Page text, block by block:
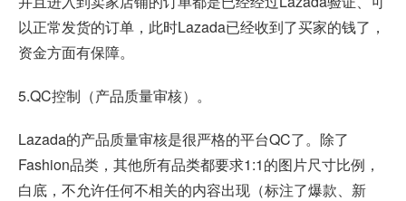
以正常发货的订单，此时Lazada已经收到了买家的钱了，
资金方面有保障。
5.QC控制（产品质量审核）。
Lazada的产品质量审核是很严格的平台QC了。除了
Fashion品类，其他所有品类都要求1:1的图片尺寸比例，
白底，不允许任何不相关的内容出现（标注了爆款、新